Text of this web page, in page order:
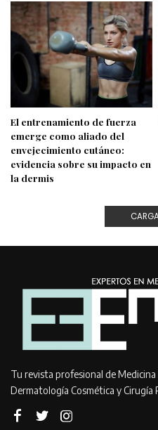
El entrenamiento de fuerza
emerge como aliado del
envejecimiento cutáneo:
evidencia sobre su impacto en
la dermis
Tu revista profesional de
Dermatología Cosmética y Cirugía